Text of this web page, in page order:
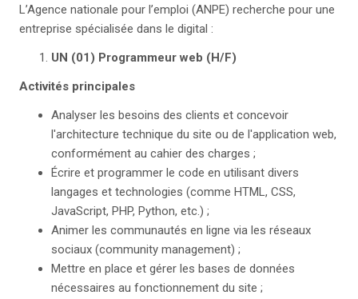
L’Agence nationale pour l’emploi (ANPE) recherche pour une
entreprise spécialisée dans le digital :
UN (01) Programmeur web (H/F)
Activités principales
Analyser les besoins des clients et concevoir
l'architecture technique du site ou de l'application web,
conformément au cahier des charges ;
Écrire et programmer le code en utilisant divers
langages et technologies (comme HTML, CSS,
JavaScript, PHP, Python, etc.) ;
Animer les communautés en ligne via les réseaux
sociaux (community management) ;
Mettre en place et gérer les bases de données
nécessaires au fonctionnement du site ;